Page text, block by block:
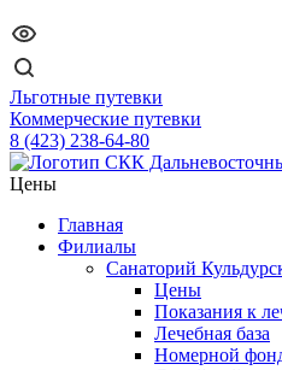
Льготные путевки
Коммерческие путевки
8 (423) 238-64-80
Цены
Главная
Филиалы
Санаторий
Цены
Показания к
Лечебная база
Номерной